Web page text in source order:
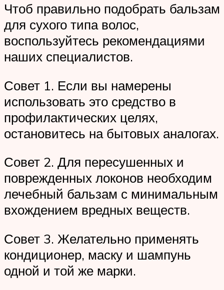
Чтоб правильно подобрать бальзам
для сухого типа волос,
воспользуйтесь рекомендациями
наших специалистов.
Совет 1. Если вы намерены
использовать это средство в
профилактических целях,
остановитесь на бытовых аналогах.
Совет 2. Для пересушенных и
поврежденных локонов необходим
лечебный бальзам с минимальным
вхождением вредных веществ.
Совет 3. Желательно применять
кондиционер, маску и шампунь
одной и той же марки.